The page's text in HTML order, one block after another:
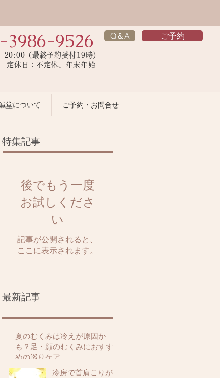
3986-9526
（最終予約受付19時）
休日：不定休、年末年始
Q＆A ご予約
堂について ご予約・お問合せ
特集記事
後でもう一度
お試しくださ
い
記事が公開されると、
ここに表示されます。
最新記事
夏のむくみは冷えが原因か
も？足・顔のむくみにおすす
めの巡りケア
冷房で首肩こりが